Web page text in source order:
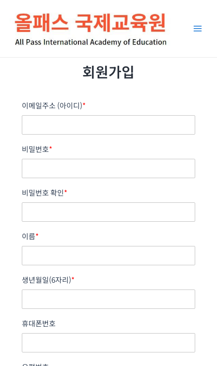
Menu
회원가입
이메일주소 (아이디)*
비밀번호*
비밀번호 확인*
이름*
생년월일(6자리)*
휴대폰번호